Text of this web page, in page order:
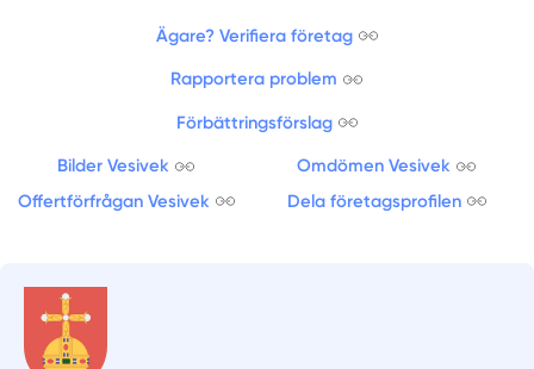
Ägare? Verifiera företag
Rapportera problem
Förbättringsförslag
Bilder Vesivek
Omdömen Vesivek
Offertförfrågan Vesivek
Dela företagsprofilen